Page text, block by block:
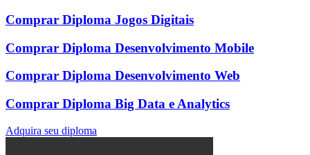
Comprar Diploma Jogos Digitais
Comprar Diploma Desenvolvimento Mobile
Comprar Diploma Desenvolvimento Web
Comprar Diploma Big Data e Analytics
Adquira seu diploma